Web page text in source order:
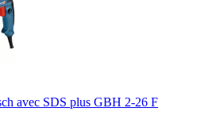
avec SDS plus GBH 2-26 F